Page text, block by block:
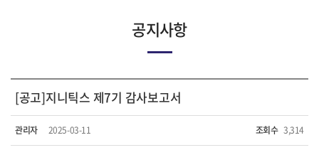
공지사항
[공고]지니틱스 제7기 감사보고서
관리자 2025-03-11 조회수 3,314